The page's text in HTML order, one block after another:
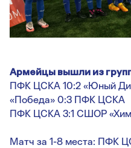
Армейцы вышли из
ПФК ЦСКА 10:2 «Юный
«Победа» 0:3 ПФК ЦСКА
ПФК ЦСКА 3:1 СШОР
Матч за 1-8 места: ПФК